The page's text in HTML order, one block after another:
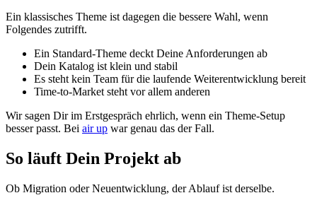
Ein klassisches Theme ist dagegen die bessere Wahl, wenn
Folgendes zutrifft.
Ein Standard-Theme deckt Deine Anforderungen ab
Dein Katalog ist klein und stabil
Es steht kein Team für die laufende Weiterentwicklung bereit
Time-to-Market steht vor allem anderen
Wir sagen Dir im Erstgespräch ehrlich, wenn ein Theme-Setup
besser passt. Bei air up war genau das der Fall.
So läuft Dein Projekt ab
Ob Migration oder Neuentwicklung, der Ablauf ist derselbe.